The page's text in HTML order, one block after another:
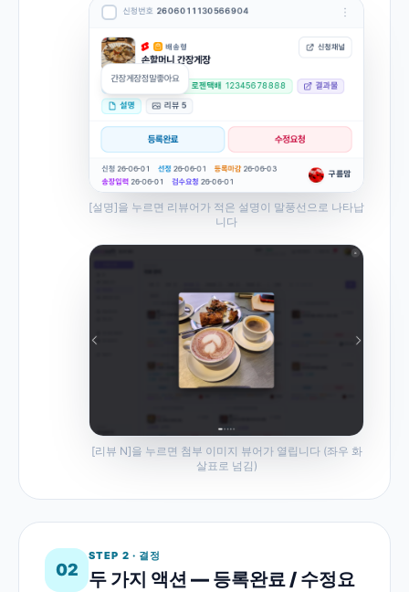
[설명]을 누르면 리뷰어가 적은 설명이 말풍선으로 나타납
니다
[리뷰 N]을 누르면 첨부 이미지 뷰어가 열립니다 (좌우 화
살표로 넘김)
02
STEP 2 · 결정
두 가지 액션 — 등록완료 / 수정요